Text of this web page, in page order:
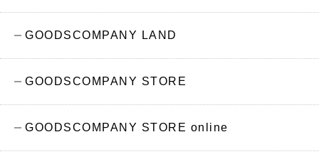
GOODSCOMPANY LAND
GOODSCOMPANY STORE
GOODSCOMPANY STORE online